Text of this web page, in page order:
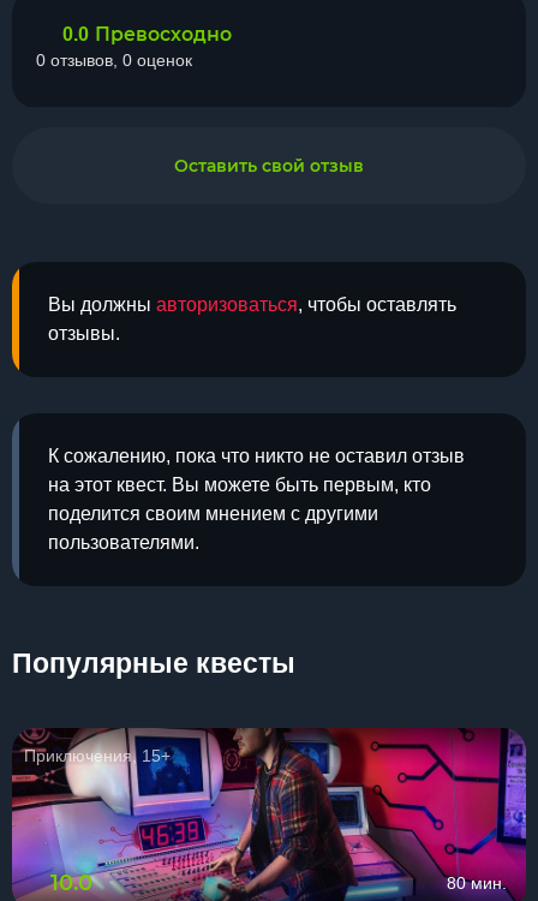
Вы должны авторизоваться, чтобы оставлять
отзывы.
К сожалению, пока что никто не оставил отзыв
на этот квест. Вы можете быть первым, кто
поделится своим мнением с другими
пользователями.
0.0 Превосходно
0 отзывов, 0 оценок
Оставить свой отзыв
Популярные квесты
Приключения, 15+
10.0 80 мин.